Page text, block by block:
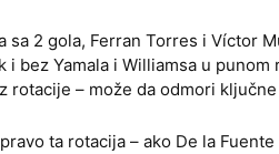
sa 2 gola, Ferran Torres i Víctor
i bez Yamala i Williamsa u
rotacije – može da odmori
ta rotacija – ako De la